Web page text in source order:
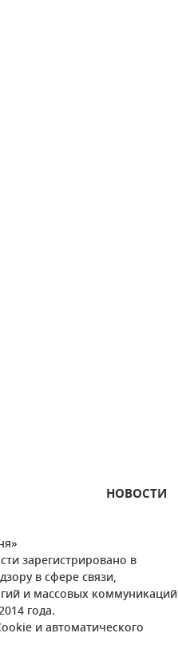
НОВОСТИ
зарегистрировано в
в сфере связи,
и массовых коммуникаций
года.
и автоматического